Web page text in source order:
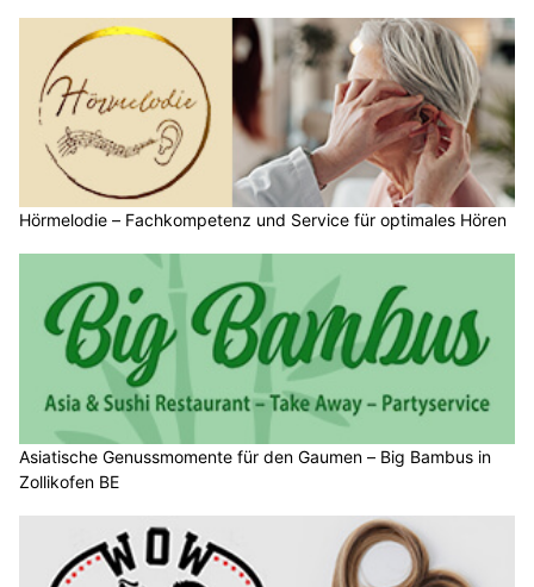
Hörmelodie – Fachkompetenz und Service für optimales Hören
Asiatische Genussmomente für den Gaumen – Big Bambus in
Zollikofen BE